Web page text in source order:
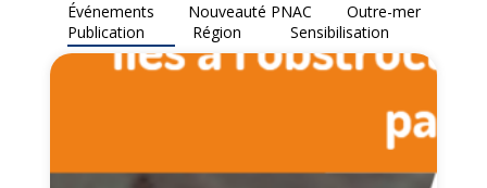
Ressources
Événements
Nouveauté PNAC
Outre-mer
Publication
Région Sensibilisation